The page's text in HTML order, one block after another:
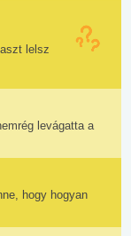
lelsz
levágatta a
hogy hogyan